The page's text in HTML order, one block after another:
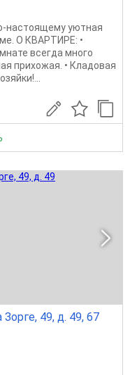
настоящему уютная
О КВАРТИРЕ: •
всегда много
прихожая. • Кладовая
49, д. 49, 67